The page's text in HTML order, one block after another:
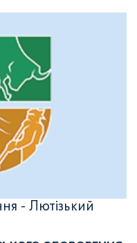
- Лютізький